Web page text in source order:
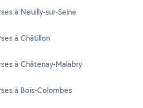
à Neuilly-sur-Seine
à Châtillon
à Châtenay-Malabry
à Bois-Colombes